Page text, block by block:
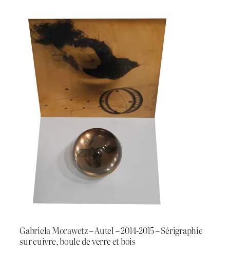
Gabriela Morawetz – Autel – 2014-2015 – Sérigraphie
sur cuivre, boule de verre et bois